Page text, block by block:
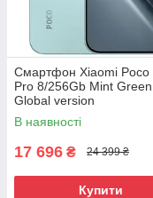
Смартфон Xiaomi Poco
Pro 8/256Gb Mint Green
Global version
В наявності
17 696 ₴ 24 399 ₴
Купити